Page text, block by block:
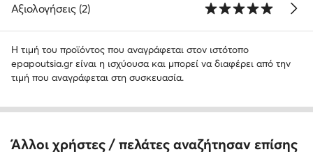
Αξιολογήσεις (2)
Η τιμή του προϊόντος που αναγράφεται στον ιστότοπο
epapoutsia.gr είναι η ισχύουσα και μπορεί να διαφέρει από την
τιμή που αναγράφεται στη συσκευασία.
Άλλοι χρήστες / πελάτες αναζήτησαν επίσης